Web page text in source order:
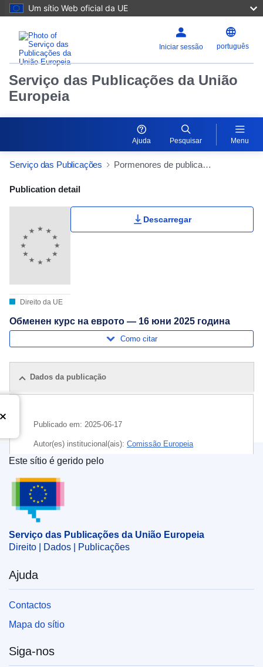
Um sítio Web oficial da UE
Iniciar sessão português
Serviço das Publicações da União
Europeia
Ajuda Pesquisar Menu
Serviço das Publicações Pormenores de publicação
Publication Detail Actions Portlet
Publication detail
Direito da UE
Descarregar
Обменен курс на еврото — 16 юни 2025 година
Como citar
Dados da publicação
Publicado em: 2025-06-17
Autor(es) institucional(ais): Comissão Europeia
CELEX : C/2025/03108
ELI :C/2025/3108/oj
IMMC : 9999
Serviço das Publicações da União Europeia
Este sítio é gerido pelo
Serviço das Publicações da União Europeia
Direito | Dados | Publicações
Ajuda
Contactos
Mapa do sítio
Siga-nos